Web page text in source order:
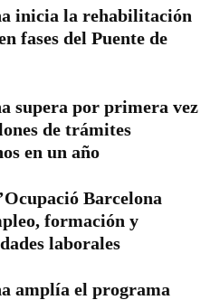
inicia la rehabilitación
fases del Puente de
supera por primera vez
de trámites
en un año
Barcelona
formación y
laborales
amplía el programa